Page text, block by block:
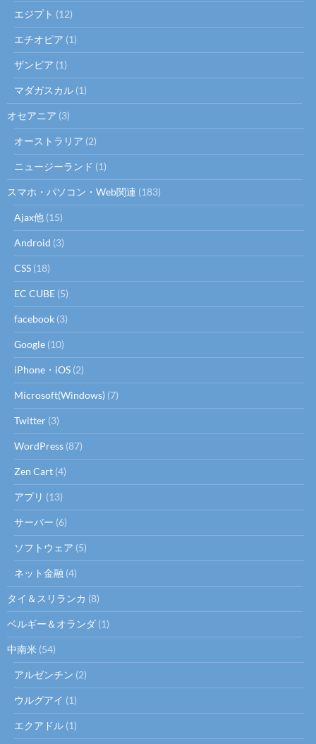
ンエジプト (12)
エチオピア (1)
ザンビア (1)
マダガスカル (1)
オセアニア (3)
オーストラリア (2)
ニュージーランド (1)
スマホ・パソコン・Web関連 (183)
Ajax他 (15)
Android (3)
CSS (18)
EC CUBE (5)
facebook (3)
Google (10)
iPhone・iOS (2)
Microsoft(Windows) (7)
Twitter (3)
WordPress (87)
Zen Cart (4)
アプリ (13)
サーバー (6)
ソフトウェア (5)
ネット金融 (4)
タイ＆スリランカ (8)
ベルギー＆オランダ (1)
中南米 (54)
アルゼンチン (2)
ウルグアイ (1)
エクアドル (1)